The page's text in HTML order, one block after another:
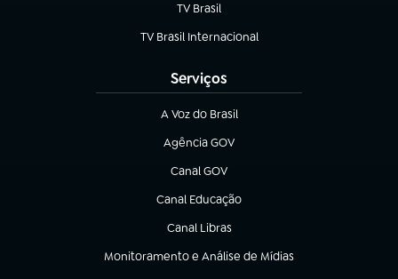
TV Brasil
(abre em nova aba)
TV Brasil Internacional
(abre em nova aba)
Serviços
A Voz do Brasil
(abre em nova aba)
Agência GOV
(abre em nova aba)
Canal GOV
(abre em nova aba)
Canal Educação
(abre em nova aba)
Canal Libras
(abre em nova aba)
Monitoramento e Análise de Mídias
(abre em nova aba)